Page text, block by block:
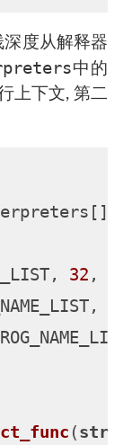
深度从解释器
中的
上下文, 第二
32 ,
(